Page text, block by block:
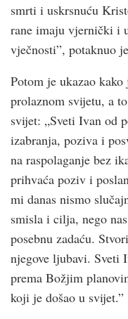
smrti i uskrsnuću
rane imaju vjernički i
vječnosti”, potaknuo
Potom je ukazao
prolaznom svijetu, a
svijet: „Sveti Ivan od
izabranja, poziva i
na raspolaganje bez
prihvaća poziv i
mi danas nismo
smisla i cilja, nego
posebnu zadaću.
njegove ljubavi. Sveti
prema Božjim
koji je došao u svijet.”